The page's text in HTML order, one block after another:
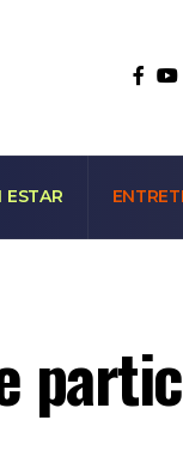
ESTAR